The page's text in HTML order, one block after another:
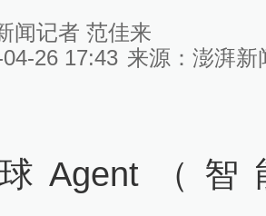
闻记者 范佳来
26 17:43 来源： 澎湃新
Agent（